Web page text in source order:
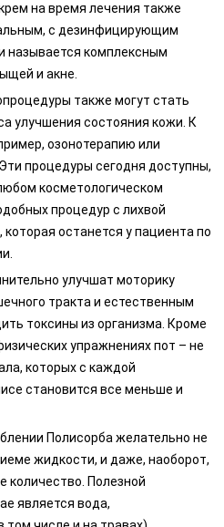
на время лечения также
с дезинфицирующим
называется комплексным
и акне.
также могут стать
улучшения состояния кожи. К
озонотерапию или
процедуры сегодня доступны,
косметологическом
процедур с лихвой
останется у пациента по
улучшат моторику
тракта и естественным
токсины из организма. Кроме
упражнениях пот – не
которых с каждой
становится все меньше и
Полисорба желательно не
жидкости, и даже, наоборот,
количество. Полезной
является вода,